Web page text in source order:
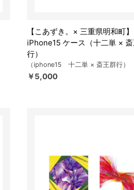
【こあずき。× 三重県明和町】
iPhone15 ケース（十二単 ×
行）
（iphone15 十二単 × 斎王群行）
￥5,000